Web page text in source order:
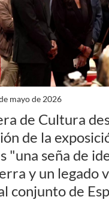
mayo de 2026
de Cultura
de la
"una seña de
y un legado
conjunto de